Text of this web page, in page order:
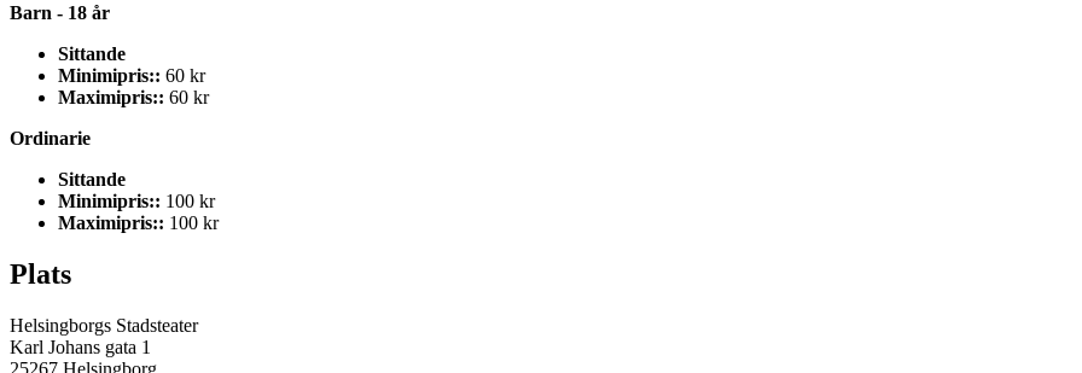
Barn - 18 år
Sittande
Minimipris:: 60 kr
Maximipris:: 60 kr
Ordinarie
Sittande
Minimipris:: 100 kr
Maximipris:: 100 kr
Plats
Helsingborgs Stadsteater
Karl Johans gata 1
25267 Helsingborg